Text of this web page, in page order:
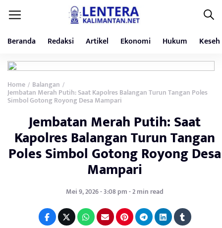
Beranda Redaksi Artikel Ekonomi Hukum
Home / Balangan /
Jembatan Merah Putih: Saat Kapolres Balangan Turun Tangan Poles
Simbol Gotong Royong Desa Mampari
Jembatan Merah Putih: Saat
Kapolres Balangan Turun Tangan
Poles Simbol Gotong Royong Desa
Mampari
Mei 9, 2026 - 3:08 pm - 2 min read